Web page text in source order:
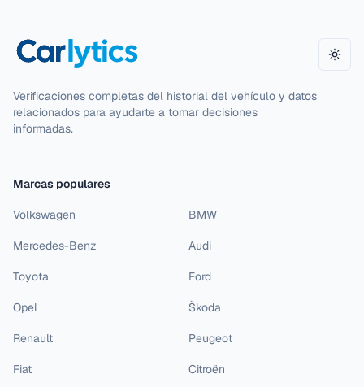
Verificaciones completas del historial del vehículo y datos
relacionados para ayudarte a tomar decisiones
informadas.
Marcas populares
Volkswagen BMW
Mercedes-Benz Audi
Toyota Ford
Opel Škoda
Renault Peugeot
Fiat Citroën